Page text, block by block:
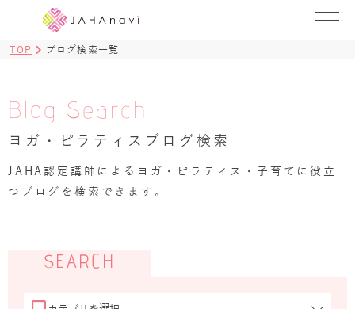
BLOG
ヨガ資格講座 ›
TOP ブログ検索一覧
Blog Search
ヨガ・ピラティスブログ検索
JAHA認定講師によるヨガ・ピラティス・子育てに役立
つブログを検索できます。
SEARCH